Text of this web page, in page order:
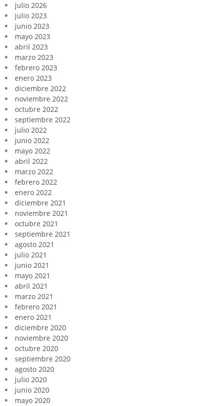
julio 2026
julio 2023
junio 2023
mayo 2023
abril 2023
marzo 2023
febrero 2023
enero 2023
diciembre 2022
noviembre 2022
octubre 2022
septiembre 2022
julio 2022
junio 2022
mayo 2022
abril 2022
marzo 2022
febrero 2022
enero 2022
diciembre 2021
noviembre 2021
octubre 2021
septiembre 2021
agosto 2021
julio 2021
junio 2021
mayo 2021
abril 2021
marzo 2021
febrero 2021
enero 2021
diciembre 2020
noviembre 2020
octubre 2020
septiembre 2020
agosto 2020
julio 2020
junio 2020
mayo 2020